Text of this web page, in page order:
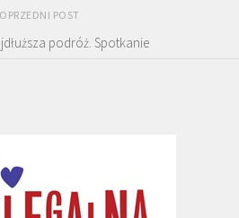
POST
podróż. Spotkanie